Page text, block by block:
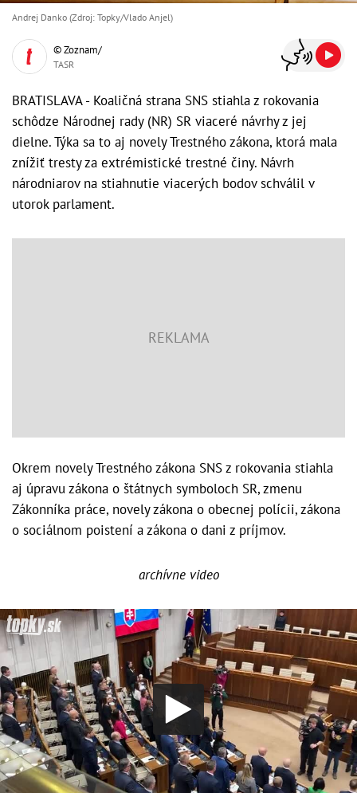
Andrej Danko (Zdroj: Topky/Vlado Anjel)
© Zoznam/
TASR
BRATISLAVA - Koaličná strana SNS stiahla z rokovania
schôdze Národnej rady (NR) SR viaceré návrhy z jej
dielne. Týka sa to aj novely Trestného zákona, ktorá mala
znížiť tresty za extrémistické trestné činy. Návrh
národniarov na stiahnutie viacerých bodov schválil v
utorok parlament.
Okrem novely Trestného zákona SNS z rokovania stiahla
aj úpravu zákona o štátnych symboloch SR, zmenu
Zákonníka práce, novely zákona o obecnej polícii, zákona
o sociálnom poistení a zákona o dani z príjmov.
archívne video